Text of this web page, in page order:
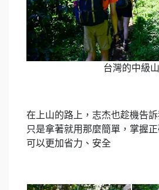
台灣的中級山
在上山的路上，志杰也趁機告
只是拿著就用那麼簡單，掌握
可以更加省力、安全